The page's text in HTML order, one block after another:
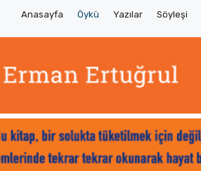
Anasayfa Öykü Yazılar Söyleşi